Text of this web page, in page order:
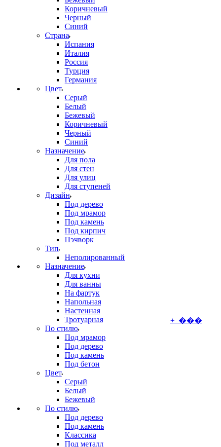
Коричневый
Черный
Синий
Страна
Испания
Италия
Россия
Турция
Германия
Цвет
Серый
Белый
Бежевый
Коричневый
Черный
Синий
Назначение
Для пола
Для стен
Для улиц
Для ступеней
Дизайн
Под дерево
Под мрамор
Под камень
Под кирпич
Пэчворк
Тип
Неполированный
Назначение
Для кухни
Для ванны
На фартук
Напольная
Настенная
Тротуарная
По стилю
Под мрамор
Под дерево
Под камень
Под бетон
Цвет
Серый
Белый
Бежевый
По стилю
Под дерево
Под камень
Классика
Под металл
+ ���